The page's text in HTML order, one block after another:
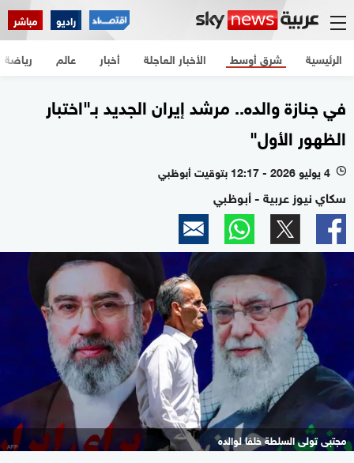
راديو مباشر
الرئيسية الأخبار العاجلة أخبار شرق أوسط عالم رياضة
في جنازة والده.. مرشد إيران الجديد بـ"اختبار
الظهور الأول"
l 4 يوليو 2026 - 12:17 بتوقيت أبوظبي
سكاي نيوز عربية - أبوظبي
مجتبى تولى السلطة خلفا لوالده